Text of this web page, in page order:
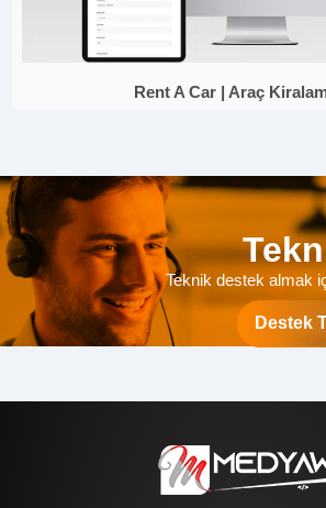
Rent A Car | Araç
Teknik destek almak
Destek